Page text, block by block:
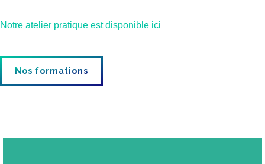
Notre atelier pratique est disponible ici
Nos formations